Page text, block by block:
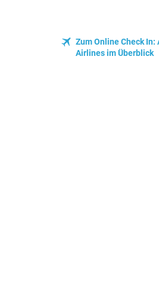
Zum Online Check In:
Airlines im Überblick